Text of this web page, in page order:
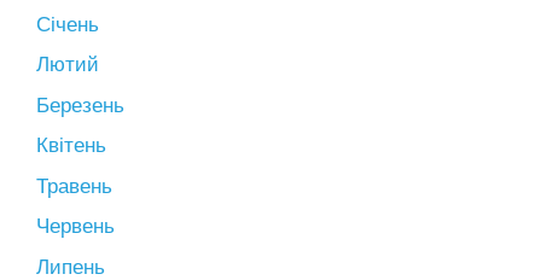
Січень
Лютий
Березень
Квітень
Травень
Червень
Липень